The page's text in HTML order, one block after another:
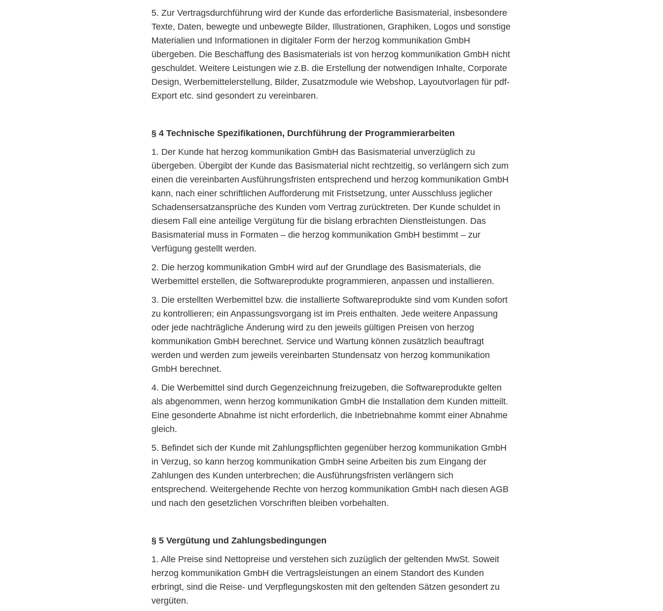
5. Zur Vertragsdurchführung wird der Kunde das erforderliche Basismaterial, insbesondere
Texte, Daten, bewegte und unbewegte Bilder, Illustrationen, Graphiken, Logos und sonstige
Materialien und Informationen in digitaler Form der herzog kommunikation GmbH
übergeben. Die Beschaffung des Basismaterials ist von herzog kommunikation GmbH nicht
geschuldet. Weitere Leistungen wie z.B. die Erstellung der notwendigen Inhalte, Corporate
Design, Werbemittelerstellung, Bilder, Zusatzmodule wie Webshop, Layoutvorlagen für pdf-
Export etc. sind gesondert zu vereinbaren.
§ 4 Technische Spezifikationen, Durchführung der Programmierarbeiten
1. Der Kunde hat herzog kommunikation GmbH das Basismaterial unverzüglich zu
übergeben. Übergibt der Kunde das Basismaterial nicht rechtzeitig, so verlängern sich zum
einen die vereinbarten Ausführungsfristen entsprechend und herzog kommunikation GmbH
kann, nach einer schriftlichen Aufforderung mit Fristsetzung, unter Ausschluss jeglicher
Schadensersatzansprüche des Kunden vom Vertrag zurücktreten. Der Kunde schuldet in
diesem Fall eine anteilige Vergütung für die bislang erbrachten Dienstleistungen. Das
Basismaterial muss in Formaten – die herzog kommunikation GmbH bestimmt – zur
Verfügung gestellt werden.
2. Die herzog kommunikation GmbH wird auf der Grundlage des Basismaterials, die
Werbemittel erstellen, die Softwareprodukte programmieren, anpassen und installieren.
3. Die erstellten Werbemittel bzw. die installierte Softwareprodukte sind vom Kunden sofort
zu kontrollieren; ein Anpassungsvorgang ist im Preis enthalten. Jede weitere Anpassung
oder jede nachträgliche Änderung wird zu den jeweils gültigen Preisen von herzog
kommunikation GmbH berechnet. Service und Wartung können zusätzlich beauftragt
werden und werden zum jeweils vereinbarten Stundensatz von herzog kommunikation
GmbH berechnet.
4. Die Werbemittel sind durch Gegenzeichnung freizugeben, die Softwareprodukte gelten
als abgenommen, wenn herzog kommunikation GmbH die Installation dem Kunden mitteilt.
Eine gesonderte Abnahme ist nicht erforderlich, die Inbetriebnahme kommt einer Abnahme
gleich.
5. Befindet sich der Kunde mit Zahlungspflichten gegenüber herzog kommunikation GmbH
in Verzug, so kann herzog kommunikation GmbH seine Arbeiten bis zum Eingang der
Zahlungen des Kunden unterbrechen; die Ausführungsfristen verlängern sich
entsprechend. Weitergehende Rechte von herzog kommunikation GmbH nach diesen AGB
und nach den gesetzlichen Vorschriften bleiben vorbehalten.
§ 5 Vergütung und Zahlungsbedingungen
1. Alle Preise sind Nettopreise und verstehen sich zuzüglich der geltenden MwSt. Soweit
herzog kommunikation GmbH die Vertragsleistungen an einem Standort des Kunden
erbringt, sind die Reise- und Verpflegungskosten mit den geltenden Sätzen gesondert zu
vergüten.